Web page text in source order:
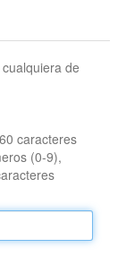
de
caracteres
(0-9),